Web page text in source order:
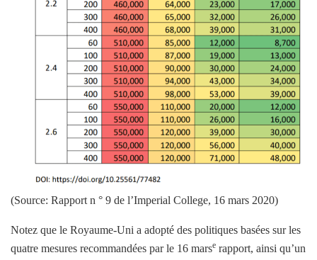
(Source: Rapport n ° 9 de l’Imperial College, 16 mars 2020)
Notez que le Royaume-Uni a adopté des politiques basées sur les
quatre mesures recommandées par le 16 marse rapport, ainsi qu’un